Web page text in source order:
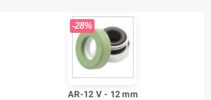
-28%
AR-12 V - 12 mm